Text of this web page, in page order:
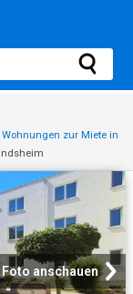
Wohnungen zur Miete in
Foto anschauen